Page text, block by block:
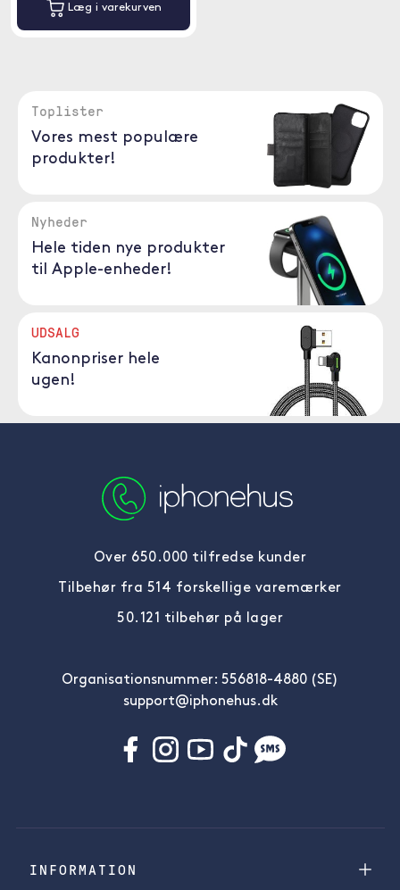
Læg i varekurven
Toplister
Vores mest populære
produkter!
Nyheder
Hele tiden nye produkter
til Apple-enheder!
UDSALG
Kanonpriser hele
ugen!
Over 650.000 tilfredse kunder
Tilbehør fra 514 forskellige varemærker
50.121 tilbehør på lager
Organisationsnummer: 556818-4880 (SE)
support@iphonehus.dk
INFORMATION